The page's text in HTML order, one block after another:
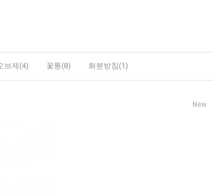
브제(4) 꽃통(8) 화분받침(1)
New